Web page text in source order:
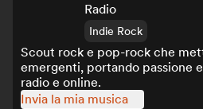
Radio
Indie Rock
Scout rock e pop-rock che
emergenti, portando passione
radio e online.
Invia la mia musica